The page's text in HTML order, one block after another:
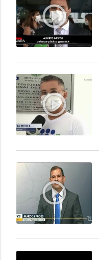
play_circle_outline
play_circle_outline
play_circle_outline